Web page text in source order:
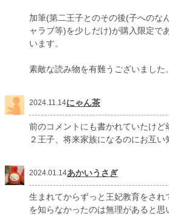
加筆(第二王子とのその後(子へのな
ャラブ等)を少しだけ)が購入限定で
います。
素敵な読み物を有難うございまし
2024.11.14にゃん茶
前のコメントにも書かれていたけ
２王子、将来家族になるのにお互い
2024.01.14あかいうさぎ
生まれてからずっと王妃教育をさ
を知らなかったのは無理があると思